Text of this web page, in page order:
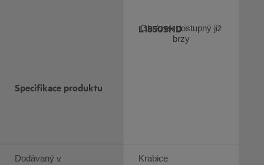
Specifikace produktu
Dodávaný v
Obrázek dostupný již
brzy
L1850SHD
Krabice